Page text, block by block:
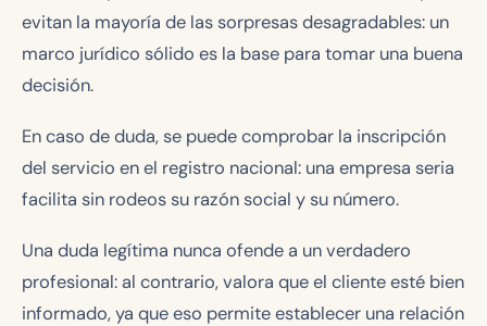
evitan la mayoría de las sorpresas desagradables: un
marco jurídico sólido es la base para tomar una buena
decisión.
En caso de duda, se puede comprobar la inscripción
del servicio en el registro nacional: una empresa seria
facilita sin rodeos su razón social y su número.
Una duda legítima nunca ofende a un verdadero
profesional: al contrario, valora que el cliente esté bien
informado, ya que eso permite establecer una relación